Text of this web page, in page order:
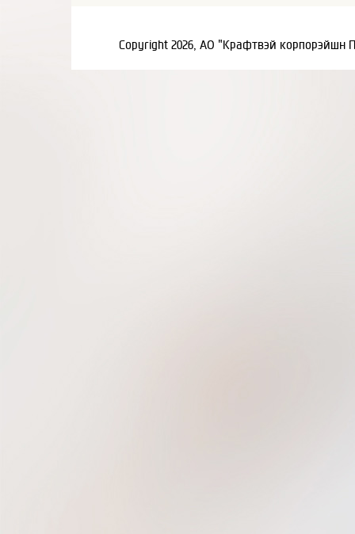
Copyright 2026, АО "Крафтвэй корпорэйшн